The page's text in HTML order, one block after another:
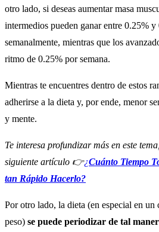
otro lado, si deseas aumentar masa
intermedios pueden ganar entre 0.25%
semanalmente, mientras que los
ritmo de 0.25% por semana.
Mientras te encuentres dentro de estos
adherirse a la dieta y, por ende, menor
y mente.
Te interesa profundizar más en este
siguiente artículo 👉¿Cuánto Tiempo
tan Rápido Hacerlo?
Por otro lado, la dieta (en especial en un
peso) se puede periodizar de tal